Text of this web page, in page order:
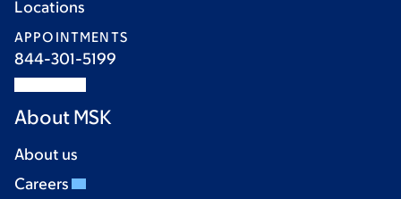
Locations
APPOINTMENTS
844-301-5199
About MSK
About us
Careers